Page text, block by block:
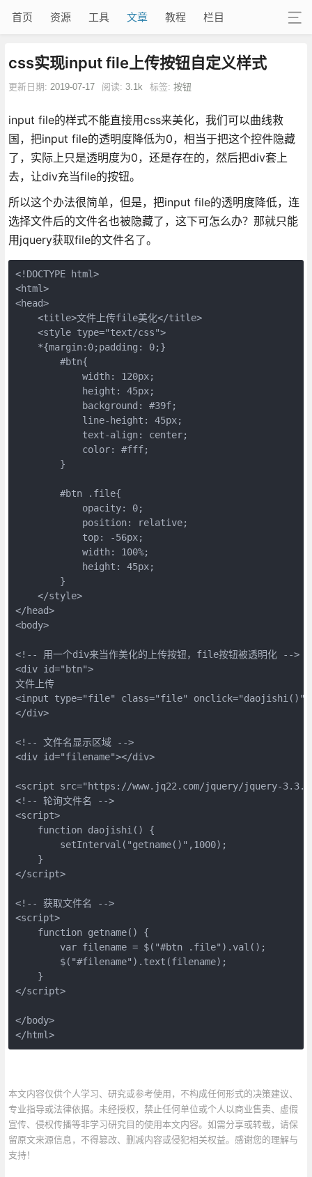
首页 资源 工具 文章 教程 栏目
css实现input file上传按钮自定义样式
更新日期: 2019-07-17 阅读: 3.1k 标签: 按钮
input file的样式不能直接用css来美化，我们可以曲线救
国，把input file的透明度降低为0，相当于把这个控件隐藏
了，实际上只是透明度为0，还是存在的，然后把div套上
去，让div充当file的按钮。
所以这个办法很简单，但是，把input file的透明度降低，连
选择文件后的文件名也被隐藏了，这下可怎么办？那就只能
用jquery获取file的文件名了。
<!DOCTYPE html>
<html>
<head>
    <title>文件上传file美化</title>
    <style type="text/css">
    *{margin:0;padding: 0;}
        #btn{
            width: 120px;
            height: 45px;
            background: #39f;
            line-height: 45px;
            text-align: center;
            color: #fff;
        }
        #btn .file{
            opacity: 0;
            position: relative;
            top: -56px;
            width: 100%;
            height: 45px;
        }
    </style>
</head>
<body>
<!-- 用一个div来当作美化的上传按钮，file按钮被透明化 -->
<div id="btn">
文件上传
<input type="file" class="file" onclick="daojishi()">
</div>
<!-- 文件名显示区域 -->
<div id="filename"></div>
<script src="https://www.jq22.com/jquery/jquery-
<!-- 轮询文件名 -->
<script>
    function daojishi() {
        setInterval("getname()",1000);
    }
</script>
<!-- 获取文件名 -->
<script>
    function getname() {
        var filename = $("#btn .file").val();
        $("#filename").text(filename);
    }
</script>
</body>
</html>
本文内容仅供个人学习、研究或参考使用，不构成任何形式的决策建议、
专业指导或法律依据。未经授权，禁止任何单位或个人以商业售卖、虚假
宣传、侵权传播等非学习研究目的使用本文内容。如需分享或转载，请保
留原文来源信息，不得篡改、删减内容或侵犯相关权益。感谢您的理解与
支持！